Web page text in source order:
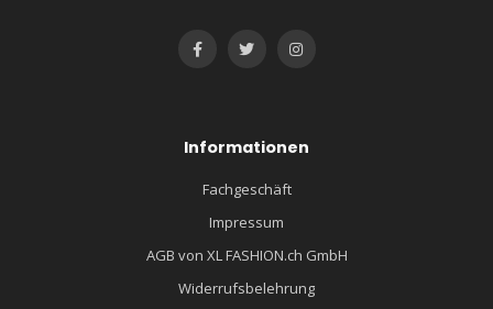
Informationen
Fachgeschäft
Impressum
AGB von XL FASHION.ch GmbH
Widerrufsbelehrung